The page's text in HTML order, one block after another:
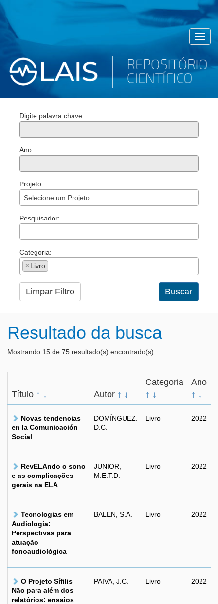
Digite palavra chave:
Ano:
Projeto:
Selecione um Projeto
Pesquisador:
Categoria:
× Livro
Limpar Filtro Buscar
Resultado da busca
Mostrando 15 de 75 resultado(s) encontrado(s).
Título ↑ ↓ Autor ↑ ↓
Categoria
↑ ↓
Ano
↑ ↓
Novas tendencias
en la Comunicación
Social
DOMÍNGUEZ,
D.C.
Livro 2022
RevELAndo o sono
e as complicações
gerais na ELA
JUNIOR,
M.E.T.D.
Livro 2022
Tecnologias em
Audiologia:
Perspectivas para
atuação
fonoaudiológica
BALEN, S.A. Livro 2022
O Projeto Sífilis
Não para além dos
relatórios: ensaios
PAIVA, J.C. Livro 2022